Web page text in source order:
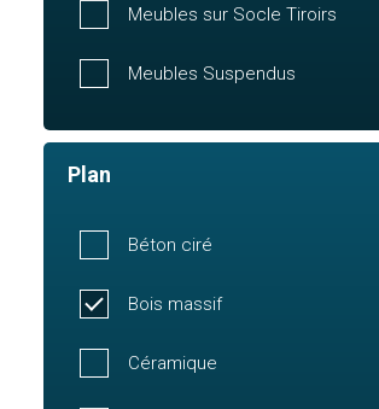
Meubles sur Socle Tiroirs
Meubles Suspendus
Plan
Béton ciré
Bois massif
Céramique